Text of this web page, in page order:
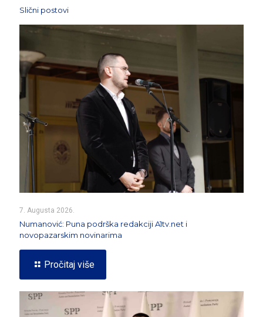
Slični postovi
7. Augusta 2026.
Numanović: Puna podrška redakciji A1tv.net i
novopazarskim novinarima
Pročitaj više